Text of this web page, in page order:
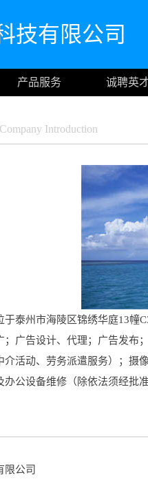
技有限公司
产品服务
诚聘英
Company Introduction
泰州市海陵区锦绣华庭13幢
广告设计、代理；广告发
活动、劳务派遣服务）；
公设备维修（除依法须经批
公司